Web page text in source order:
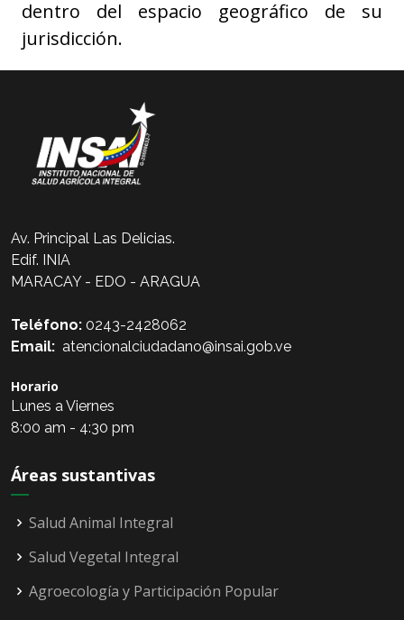
dentro del espacio geográfico de su
jurisdicción.
Av. Principal Las Delicias.
Edif. INIA
MARACAY - EDO - ARAGUA
Teléfono: 0243-2428062
Email: atencionalciudadano@insai.gob.ve
Horario
Lunes a Viernes
8:00 am - 4:30 pm
Áreas sustantivas
Salud Animal Integral
Salud Vegetal Integral
Agroecología y Participación Popular